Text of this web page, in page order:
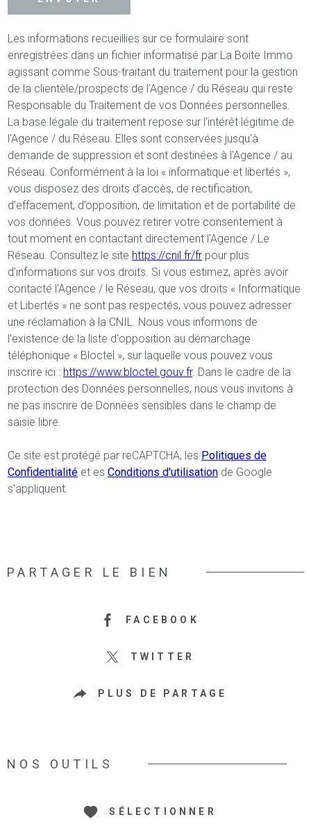
Les informations recueillies sur ce formulaire sont
enregistrées dans un fichier informatisé par La Boite Immo
agissant comme Sous-traitant du traitement pour la gestion
de la clientèle/prospects de l'Agence / du Réseau qui reste
Responsable du Traitement de vos Données personnelles.
La base légale du traitement repose sur l'intérêt légitime de
l'Agence / du Réseau. Elles sont conservées jusqu'à
demande de suppression et sont destinées à l'Agence / au
Réseau. Conformément à la loi « informatique et libertés »,
vous disposez des droits d’accès, de rectification,
d’effacement, d’opposition, de limitation et de portabilité de
vos données. Vous pouvez retirer votre consentement à
tout moment en contactant directement l’Agence / Le
Réseau. Consultez le site https://cnil.fr/fr pour plus
d’informations sur vos droits. Si vous estimez, après avoir
contacté l'Agence / le Réseau, que vos droits « Informatique
et Libertés » ne sont pas respectés, vous pouvez adresser
une réclamation à la CNIL. Nous vous informons de
l’existence de la liste d'opposition au démarchage
téléphonique « Bloctel », sur laquelle vous pouvez vous
inscrire ici : https://www.bloctel.gouv.fr. Dans le cadre de la
protection des Données personnelles, nous vous invitons à
ne pas inscrire de Données sensibles dans le champ de
saisie libre.
Ce site est protégé par reCAPTCHA, les Politiques de
Confidentialité et es Conditions d'utilisation de Google
s'appliquent.
PARTAGER LE BIEN
FACEBOOK
TWITTER
PLUS DE PARTAGE
NOS OUTILS
SÉLECTIONNER